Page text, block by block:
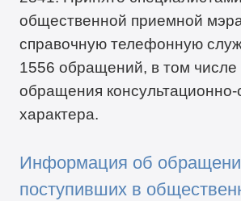
общественной приемной
справочную телефонную
1556 обращений, в том числе
обращения консультационно-
характера.
Информация об
поступивших в